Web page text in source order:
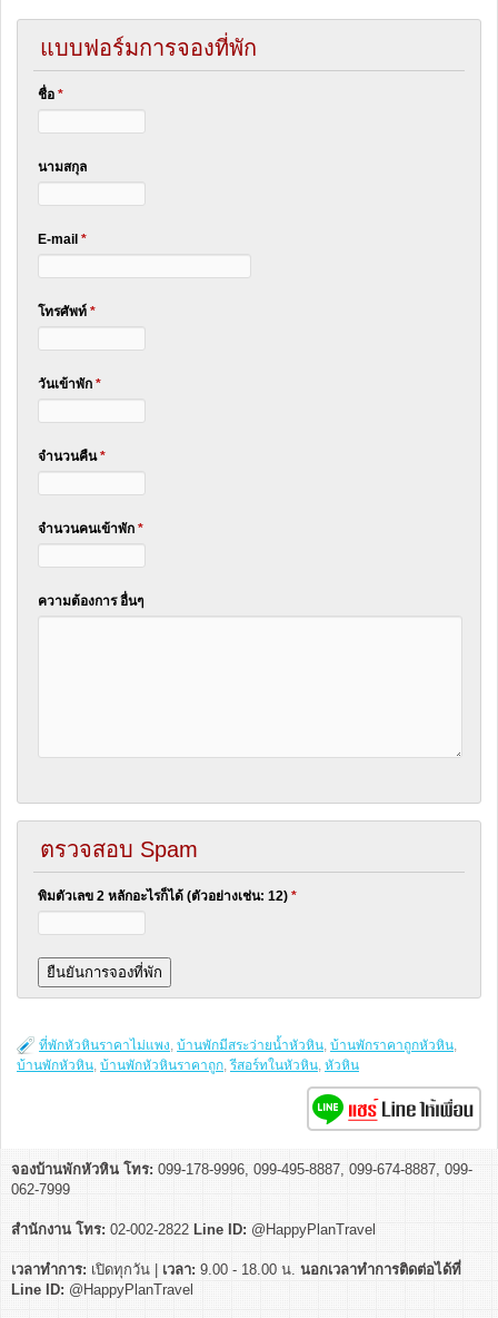
แบบฟอร์มการจองที่พัก
ชื่อ *
นามสกุล
E-mail *
โทรศัพท์ *
วันเข้าพัก *
จำนวนคืน*
จำนวนคนเข้าพัก *
ความต้องการ อื่นๆ
ตรวจสอบ Spam
พิมตัวเลข 2 หลักอะไรก็ได้ (ตัวอย่างเช่น: 12) *
ที่พักหัวหินราคาไม่แพง, บ้านพักมีสระว่ายน้ำหัวหิน, บ้านพักราคาถูกหัวหิน,
บ้านพักหัวหิน, บ้านพักหัวหินราคาถูก,รีสอร์ทในหัวหิน, หัวหิน
จองบ้านพักหัวหิน โทร: 099-178-9996, 099-495-8887, 099-674-8887, 099-
062-7999
สำนักงาน โทร: 02-002-2822 Line ID: @HappyPlanTravel
เวลาทำการ: เปิดทุกวัน | เวลา: 9.00 - 18.00 น. นอกเวลาทำการติดต่อได้ที่
Line ID: @HappyPlanTravel